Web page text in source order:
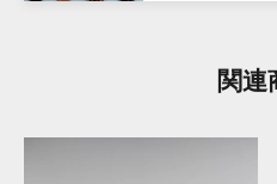
たしますので、お気軽にご
関連